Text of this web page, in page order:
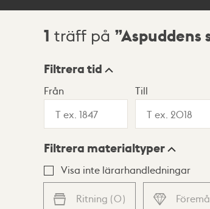
Sökresultat
1 träff på Aspuddens
Visningsläge
Lista Karta
Filtrera tid
Från Till
Filtrera materialtyper
Visa inte lärarhandledningar
Ritning (0)